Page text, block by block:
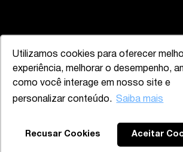
Utilizamos cookies para oferecer
experiência, melhorar o desempenho,
como você interage em nosso site e
personalizar conteúdo. Saiba mais
Recusar Cookies Aceitar